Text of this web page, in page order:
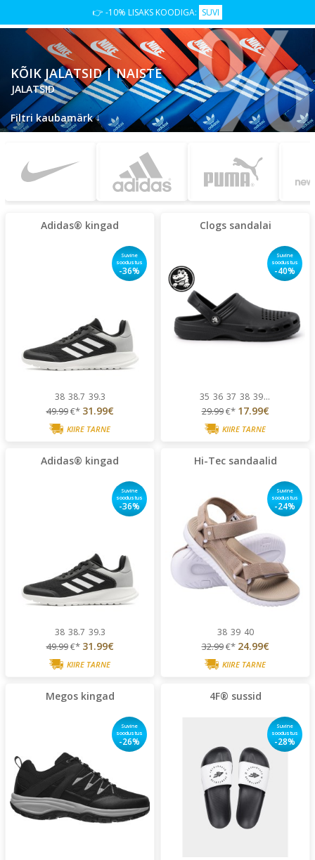
👉 -10% LISAKS KOODIGA: SUVI
Filtri kaubamärk↓
KÕIK JALATSID | NAISTE
JALATSID %
Adidas® kingad
Suvine
soodustus
-36%
38 38.7 39.3
49.99€* 31.99€
KIIRE TARNE
Clogs sandalai
Suvine
soodustus
-40%
35 36 37 38 39...
29.99€* 17.99€
KIIRE TARNE
Adidas® kingad
Suvine
soodustus
-36%
38 38.7 39.3
49.99€* 31.99€
KIIRE TARNE
Hi-Tec sandaalid
Suvine
soodustus
-24%
38 39 40
32.99€* 24.99€
KIIRE TARNE
Megos kingad
Suvine
soodustus
-26%
4F® sussid
Suvine
soodustus
-28%